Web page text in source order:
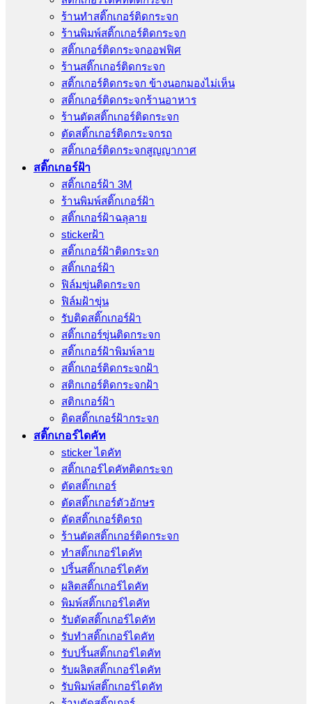
ร้านทําสติ๊กเกอร์ติดกระจก
ร้านพิมพ์สติ๊กเกอร์ติดกระจก
สติ๊กเกอร์ติดกระจกออฟฟิศ
ร้านสติ๊กเกอร์ติดกระจก
สติ๊กเกอร์ติดกระจก ข้างนอกมองไม่เห็น
สติ๊กเกอร์ติดกระจกร้านอาหาร
ร้านตัดสติ๊กเกอร์ติดกระจก
ตัดสติ๊กเกอร์ติดกระจกรถ
สติ๊กเกอร์ติดกระจกสูญญากาศ
สติ๊กเกอร์ฝ้า
สติ๊กเกอร์ฝ้า 3M
ร้านพิมพ์สติ๊กเกอร์ฝ้า
สติ๊กเกอร์ฝ้าฉลุลาย
stickerฝ้า
สติ๊กเกอร์ฝ้าติดกระจก
สติ๊กเกอร์ฝ้า
ฟิล์มขุ่นติดกระจก
ฟิล์มฝ้าขุ่น
รับติดสติ๊กเกอร์ฝ้า
สติ๊กเกอร์ขุ่นติดกระจก
สติ๊กเกอร์ฝ้าพิมพ์ลาย
สติ๊กเกอร์ติดกระจกฝ้า
สติกเกอร์ติดกระจกฝ้า
สติกเกอร์ฝ้า
ติดสติ๊กเกอร์ฝ้ากระจก
สติ๊กเกอร์ไดคัท
sticker ไดคัท
สติ๊กเกอร์ไดคัทติดกระจก
ตัดสติ๊กเกอร์
ตัดสติ๊กเกอร์ตัวอักษร
ตัดสติ๊กเกอร์ติดรถ
ร้านตัดสติ๊กเกอร์ติดกระจก
ทำสติ๊กเกอร์ไดคัท
ปริ้นสติ๊กเกอร์ไดคัท
ผลิตสติ๊กเกอร์ไดคัท
พิมพ์สติ๊กเกอร์ไดคัท
รับตัดสติ๊กเกอร์ไดคัท
รับทําสติ๊กเกอร์ไดคัท
รับปริ้นสติ๊กเกอร์ไดคัท
รับผลิตสติ๊กเกอร์ไดคัท
รับพิมพ์สติ๊กเกอร์ไดคัท